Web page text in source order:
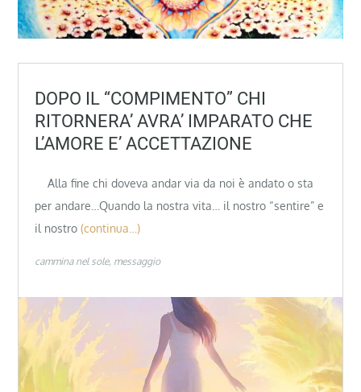
DOPO IL “COMPIMENTO” CHI
RITORNERA’ AVRA’ IMPARATO CHE
L’AMORE E’ ACCETTAZIONE
Alla fine chi doveva andar via da noi è andato o sta
per andare…Quando la nostra vita… il nostro “sentire” e
il nostro (continua…)
cammina nel sole messaggio